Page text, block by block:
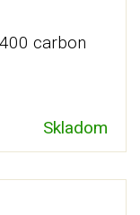
carbon
Skladom